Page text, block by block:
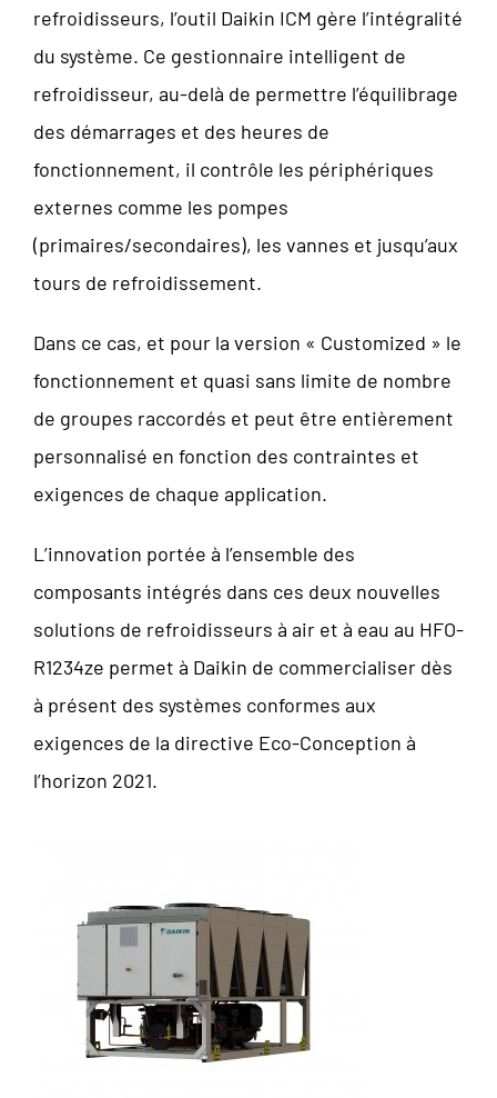
refroidisseurs, l’outil Daikin ICM gère l’intégralité
du système. Ce gestionnaire intelligent de
refroidisseur, au-delà de permettre l’équilibrage
des démarrages et des heures de
fonctionnement, il contrôle les périphériques
externes comme les pompes
(primaires/secondaires), les vannes et jusqu’aux
tours de refroidissement.
Dans ce cas, et pour la version « Customized » le
fonctionnement et quasi sans limite de nombre
de groupes raccordés et peut être entièrement
personnalisé en fonction des contraintes et
exigences de chaque application.
L’innovation portée à l’ensemble des
composants intégrés dans ces deux nouvelles
solutions de refroidisseurs à air et à eau au HFO-
R1234ze permet à Daikin de commercialiser dès
à présent des systèmes conformes aux
exigences de la directive Eco-Conception à
l’horizon 2021.